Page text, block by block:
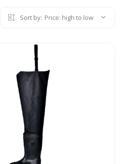
Sort by: Price: high to low